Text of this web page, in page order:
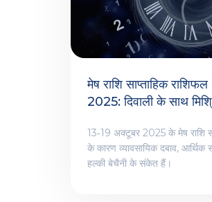
मेष राशि साप्ताहिक
2025: दिवाली के साथ
13‑19 अक्टूबर 2025 के मेष राशि
के कारण व्यावसायिक दबाव, आर्थिक
हल्की बेचैनी के संकेत हैं।